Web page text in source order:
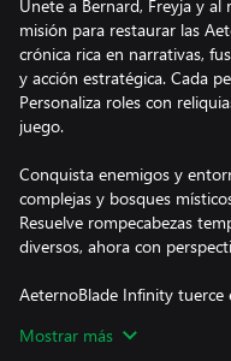
Únete a Bernard, Freyja y
misión para restaurar las
crónica rica en narrativas,
y acción estratégica. Cada
Personaliza roles con
juego.
Conquista enemigos y
complejas y bosques
Resuelve rompecabezas
diversos, ahora con
AeternoBlade Infinity tuerce
edición más vívida hasta
Mostrar más